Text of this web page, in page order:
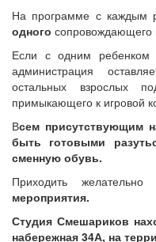
На программе с каждым
одного сопровождающего
Если с одним ребенком
администрация
остальных взрослых
примыкающего к игровой
Всем присутствующим
быть готовыми
сменную обувь.
Приходить
мероприятия.
Студия Смешариков
набережная 34А, на